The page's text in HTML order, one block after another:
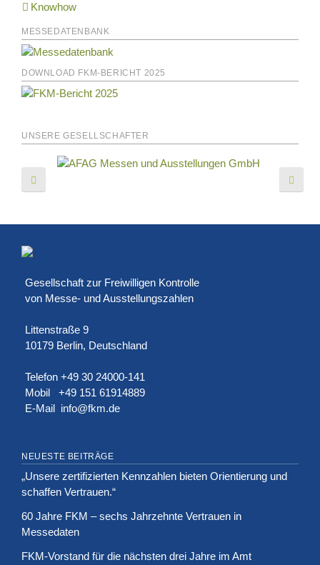
Knowhow
MESSEDATENBANK
DOWNLOAD FKM-BERICHT 2025
UNSERE GESELLSCHAFTER
Gesellschaft zur Freiwilligen Kontrolle
von Messe- und Ausstellungszahlen
Littenstraße 9
10179 Berlin, Deutschland
Telefon +49 30 24000-141
Mobil +49 151 61914889
E-Mail info@fkm.de
NEUESTE BEITRÄGE
„Unsere zertifizierten Kennzahlen bieten Orientierung und
schaffen Vertrauen.“
60 Jahre FKM – sechs Jahrzehnte Vertrauen in
Messedaten
FKM-Vorstand für die nächsten drei Jahre im Amt